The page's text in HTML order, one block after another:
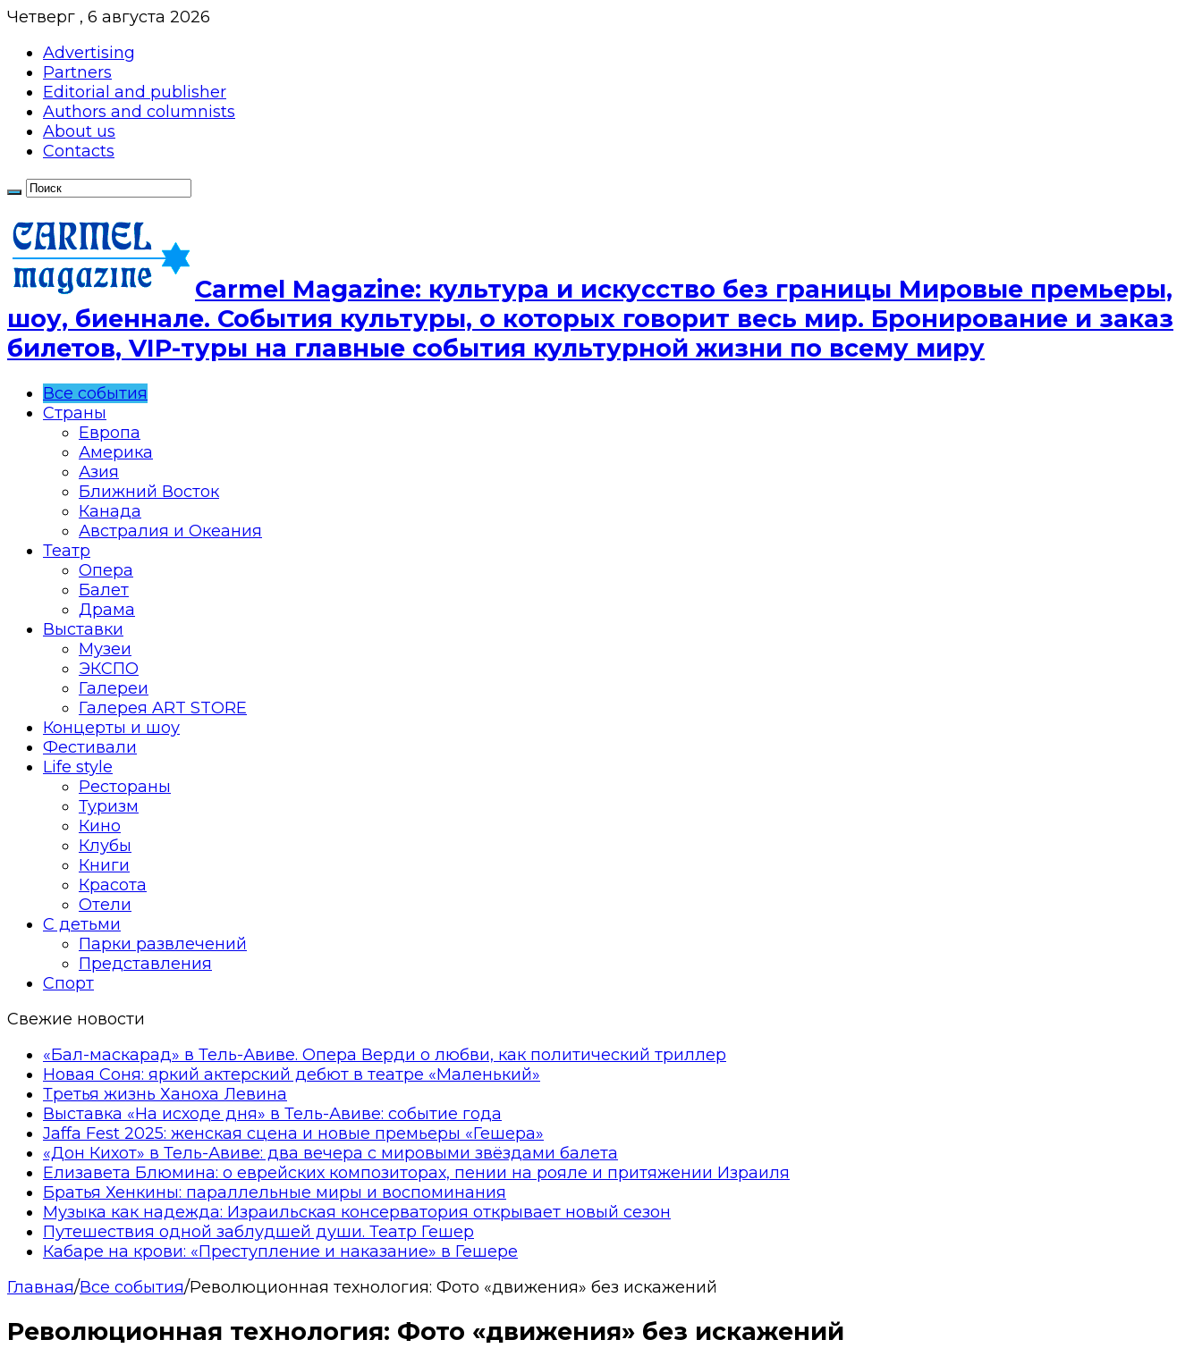
Четверг , 6 августа 2026
Advertising
Partners
Editorial and publisher
Authors and columnists
About us
Contacts
Сarmel Magazine: культура и искусство без границы Мировые премьеры,
шоу, биеннале. События культуры, о которых говорит весь мир. Бронирование и заказ
билетов, VIP-туры на главные события культурной жизни по всему миру
Все события
Страны
Европа
Америка
Азия
Ближний Восток
Канада
Австралия и Океания
Театр
Опера
Балет
Драма
Выставки
Музеи
ЭКСПО
Галереи
Галерея ART STORE
Концерты и шоу
Фестивали
Life style
Рестораны
Туризм
Кино
Клубы
Книги
Красота
Отели
С детьми
Парки развлечений
Представления
Спорт
Свежие новости
«Бал-маскарад» в Тель-Авиве. Опера Верди о любви, как политический триллер
Новая Соня: яркий актерский дебют в театре «Маленький»
Третья жизнь Ханоха Левина
Выставка «На исходе дня» в Тель-Авиве: событие года
Jaffa Fest 2025: женская сцена и новые премьеры «Гешера»
«Дон Кихот» в Тель-Авиве: два вечера с мировыми звёздами балета
Елизавета Блюмина: о еврейских композиторах, пении на рояле и притяжении Израиля
Братья Хенкины: параллельные миры и воспоминания
Музыка как надежда: Израильская консерватория открывает новый сезон
Путешествия одной заблудшей души. Театр Гешер
Кабаре на крови: «Преступление и наказание» в Гешере
Главная/Все события/Революционная технология: Фото «движения» без искажений
Революционная технология: Фото «движения» без искажений